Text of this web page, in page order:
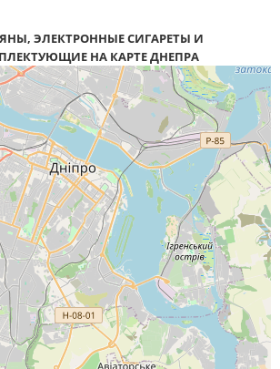
ЭЛЕКТРОННЫЕ СИГАРЕТЫ И
НА КАРТЕ ДНЕПРА